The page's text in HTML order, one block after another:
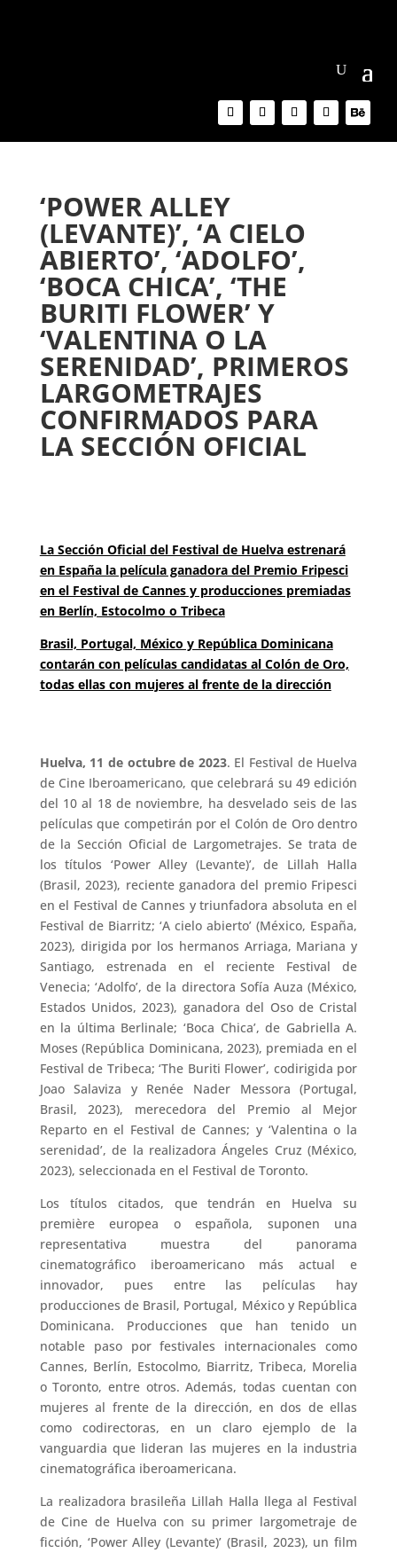
‘POWER ALLEY
(LEVANTE)’, ‘A CIELO
ABIERTO’, ‘ADOLFO’,
‘BOCA CHICA’, ‘THE
BURITI FLOWER’ Y
‘VALENTINA O LA
SERENIDAD’, PRIMEROS
LARGOMETRAJES
CONFIRMADOS PARA
LA SECCIÓN OFICIAL
La Sección Oficial del Festival de Huelva estrenará
en España la película ganadora del Premio Fripesci
en el Festival de Cannes y producciones premiadas
en Berlín, Estocolmo o Tribeca
Brasil, Portugal, México y República Dominicana
contarán con películas candidatas al Colón de Oro,
todas ellas con mujeres al frente de la dirección
Huelva, 11 de octubre de 2023. El Festival de Huelva
de Cine Iberoamericano, que celebrará su 49 edición
del 10 al 18 de noviembre, ha desvelado seis de las
películas que competirán por el Colón de Oro dentro
de la Sección Oficial de Largometrajes. Se trata de
los títulos ‘Power Alley (Levante)’, de Lillah Halla
(Brasil, 2023), reciente ganadora del premio Fripesci
en el Festival de Cannes y triunfadora absoluta en el
Festival de Biarritz; ‘A cielo abierto’ (México, España,
2023), dirigida por los hermanos Arriaga, Mariana y
Santiago, estrenada en el reciente Festival de
Venecia; ‘Adolfo’, de la directora Sofía Auza (México,
Estados Unidos, 2023), ganadora del Oso de Cristal
en la última Berlinale; ‘Boca Chica’, de Gabriella A.
Moses (República Dominicana, 2023), premiada en el
Festival de Tribeca; ‘The Buriti Flower’, codirigida por
Joao Salaviza y Renée Nader Messora (Portugal,
Brasil, 2023), merecedora del Premio al Mejor
Reparto en el Festival de Cannes; y ‘Valentina o la
serenidad’, de la realizadora Ángeles Cruz (México,
2023), seleccionada en el Festival de Toronto.
Los títulos citados, que tendrán en Huelva su
première europea o española, suponen una
representativa muestra del panorama
cinematográfico iberoamericano más actual e
innovador, pues entre las películas hay
producciones de Brasil, Portugal, México y República
Dominicana. Producciones que han tenido un
notable paso por festivales internacionales como
Cannes, Berlín, Estocolmo, Biarritz, Tribeca, Morelia
o Toronto, entre otros. Además, todas cuentan con
mujeres al frente de la dirección, en dos de ellas
como codirectoras, en un claro ejemplo de la
vanguardia que lideran las mujeres en la industria
cinematográfica iberoamericana.
La realizadora brasileña Lillah Halla llega al Festival
de Cine de Huelva con su primer largometraje de
ficción, ‘Power Alley (Levante)’ (Brasil, 2023), un film